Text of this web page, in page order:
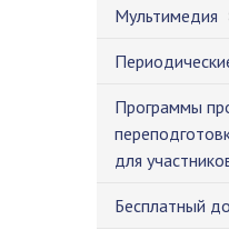
Мультимедия
Программы
для
Бесплатный